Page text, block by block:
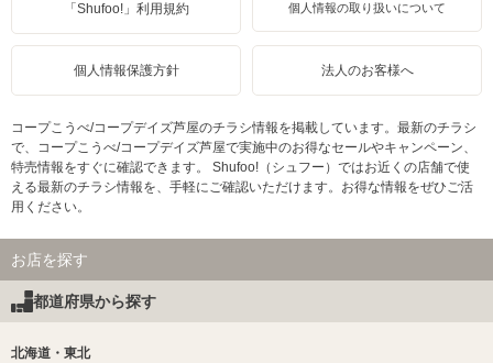
「Shufoo!」利用規約 個人情報の取り扱いについて
個人情報保護方針 法人のお客様へ
コープこうべ/コープデイズ芦屋のチラシ情報を掲載しています。最新のチラシ
で、コープこうべ/コープデイズ芦屋で実施中のお得なセールやキャンペーン、
特売情報をすぐに確認できます。 Shufoo!（シュフー）ではお近くの店舗で使
える最新のチラシ情報を、手軽にご確認いただけます。お得な情報をぜひご活
用ください。
お店を探す
都道府県から探す
北海道・東北